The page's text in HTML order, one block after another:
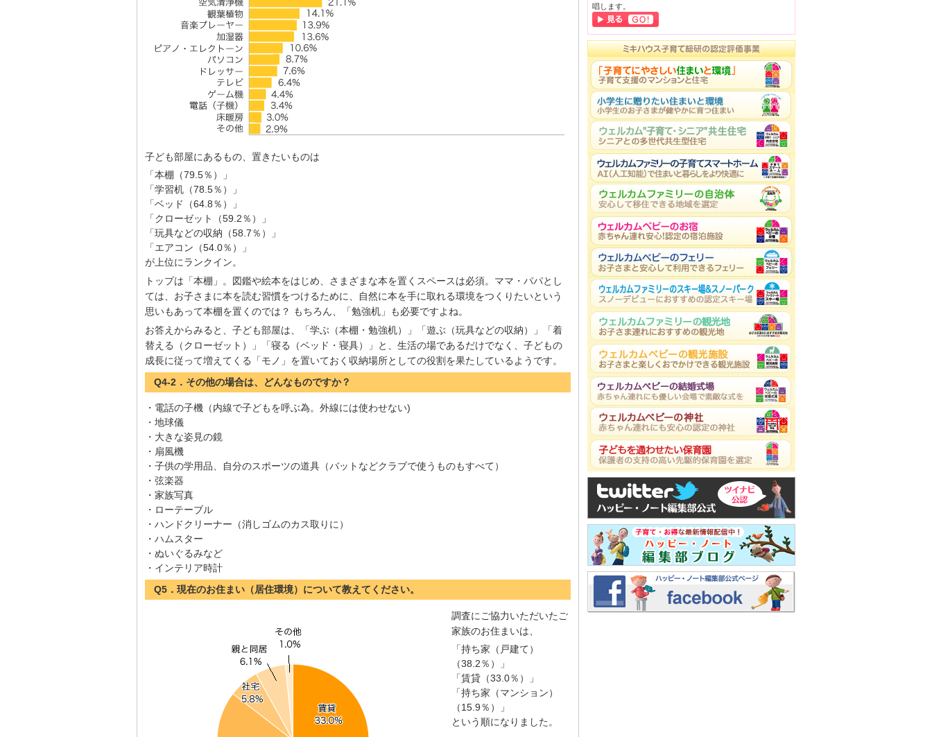
子ども部屋にあるもの、置きたいものは
「本棚（79.5％）」
「学習机（78.5％）」
「ベッド（64.8％）」
「クローゼット（59.2％）」
「玩具などの収納（58.7％）」
「エアコン（54.0％）」
が上位にランクイン。
トップは「本棚」。図鑑や絵本をはじめ、さまざまな本を置くスペースは必須。ママ・パパとし
ては、お子さまに本を読む習慣をつけるために、自然に本を手に取れる環境をつくりたいという
思いもあって本棚を置くのでは？ もちろん、「勉強机」も必要ですよね。
お答えからみると、子ども部屋は、「学ぶ（本棚・勉強机）」「遊ぶ（玩具などの収納）」「着
替える（クローゼット）」「寝る（ベッド・寝具）」と、生活の場であるだけでなく、子どもの
成長に従って増えてくる「モノ」を置いておく収納場所としての役割を果たしているようです。
Q4-2．その他の場合は、どんなものですか？
・電話の子機（内線で子どもを呼ぶ為。外線には使わせない)
・地球儀
・大きな姿見の鏡
・扇風機
・子供の学用品、自分のスポーツの道具（バットなどクラブで使うものもすべて）
・弦楽器
・家族写真
・ローテーブル
・ハンドクリーナー（消しゴムのカス取りに）
・ハムスター
・ぬいぐるみなど
・インテリア時計
Q5．現在のお住まい（居住環境）について教えてください。
調査にご協力いただいたご
家族のお住まいは、
「持ち家（戸建て）
（38.2％）」
「賃貸（33.0％）」
「持ち家（マンション）
（15.9％）」
という順になりました。
唱します。